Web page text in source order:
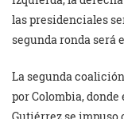
las presidenciales
segunda ronda será
La segunda
por Colombia,